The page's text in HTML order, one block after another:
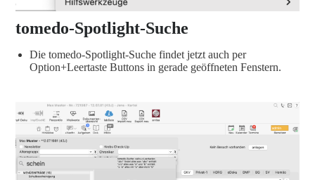
tomedo-Spotlight-Suche
Die tomedo-Spotlight-Suche findet jetzt auch per
Option+Leertaste Buttons in gerade geöffneten Fenstern.